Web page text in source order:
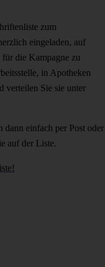
zum
eingeladen, auf
die Kampagne zu
in Apotheken
verteilen Sie sie unter
dann einfach per Post oder
auf der Liste.